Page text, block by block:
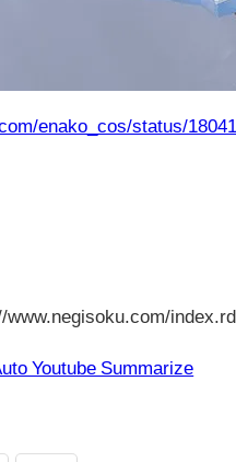
enako_cos/status/
www.negisoku.com/
Youtube Summarize